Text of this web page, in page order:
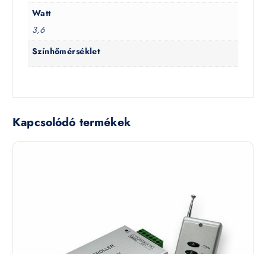
Watt
3,6
Színhőmérséklet
Kapcsolódó termékek